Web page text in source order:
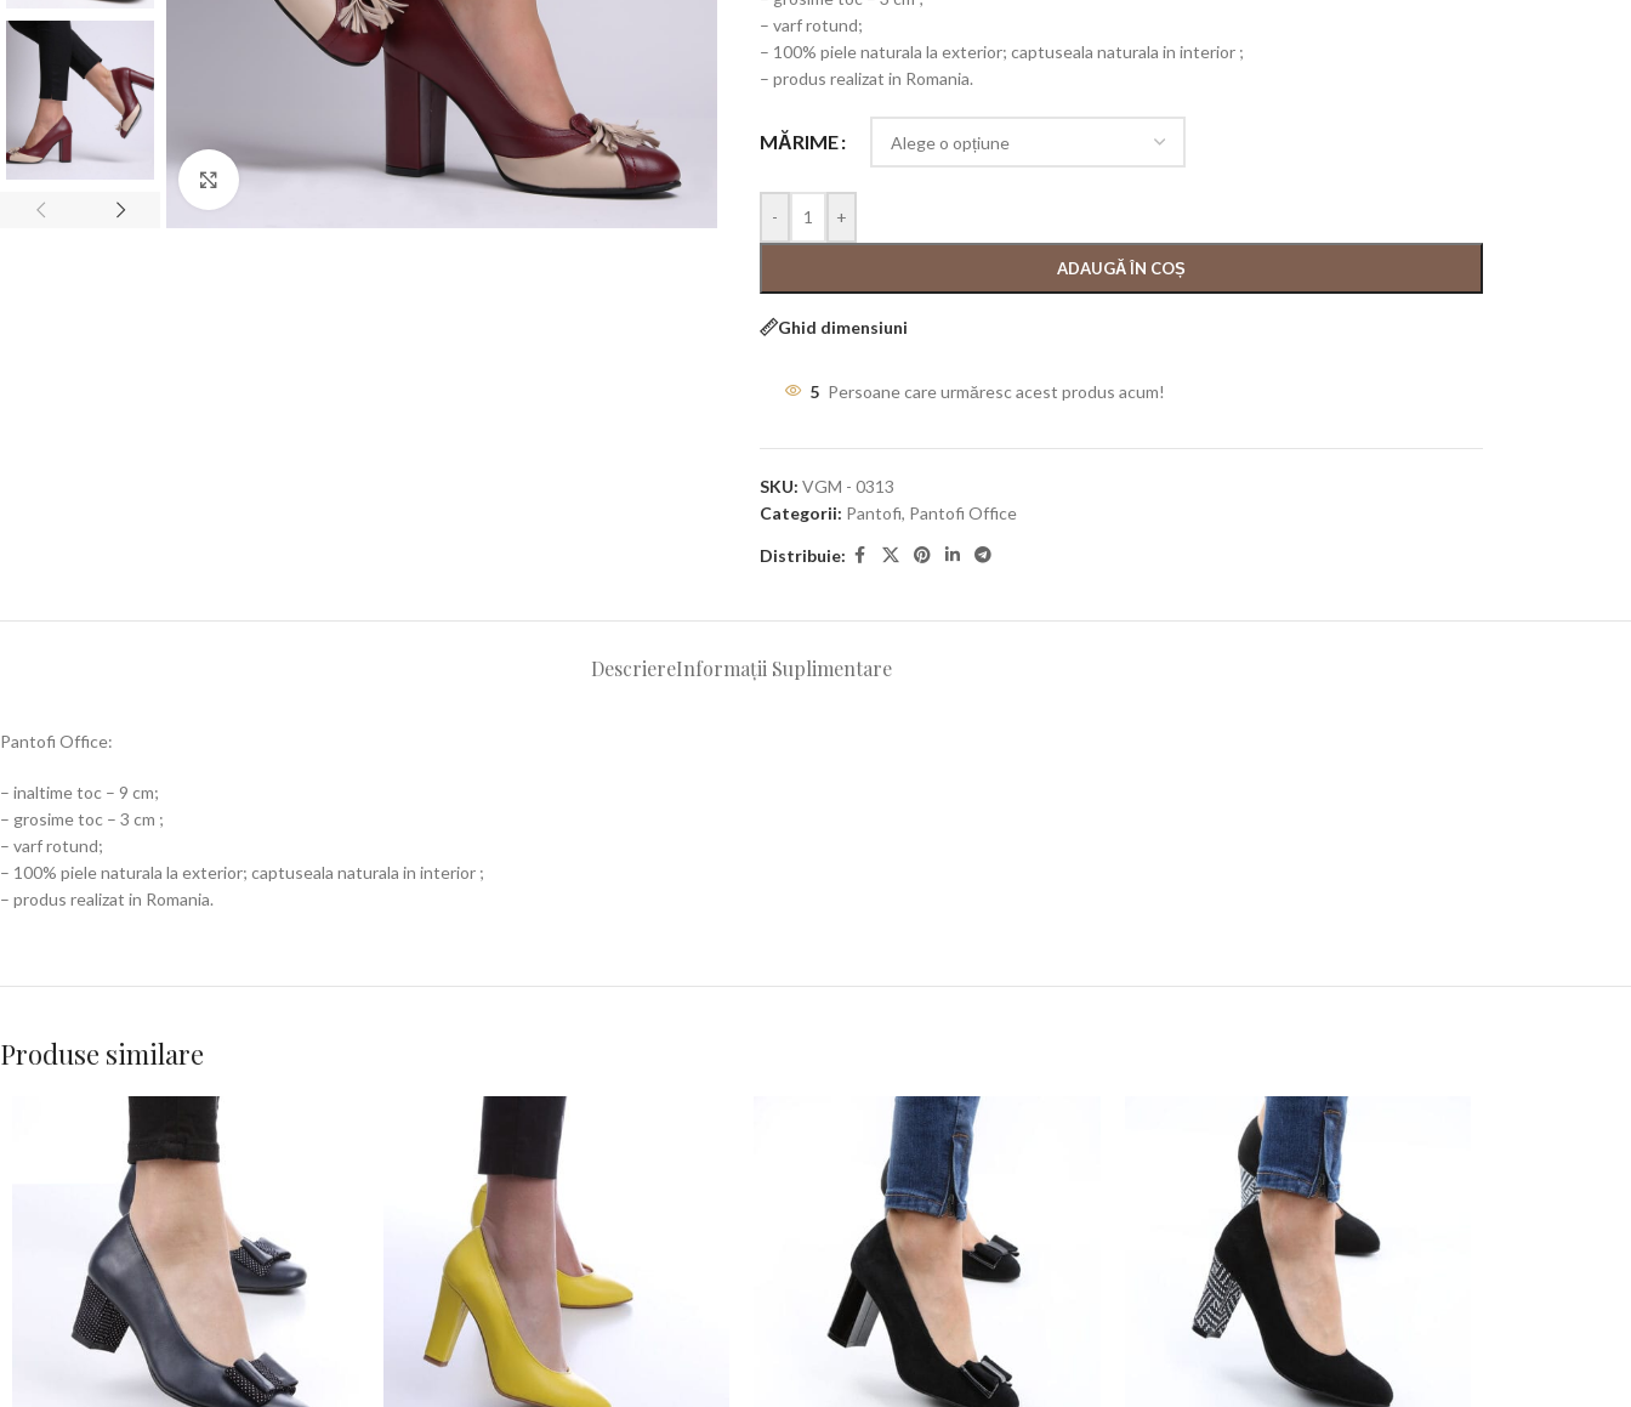
Faceți click pentru a mări
– varf rotund;
– 100% piele naturala la exterior; captuseala naturala in interior ;
– produs realizat in Romania.
MĂRIME
- +
ADAUGĂ ÎN COȘ
Ghid dimensiuni
5 Persoane care urmăresc acest produs acum!
SKU: VGM - 0313
Categorii: Pantofi, Pantofi Office
Distribuie:
DescriereInformații Suplimentare
Pantofi Office:
– inaltime toc – 9 cm;
– grosime toc – 3 cm ;
– varf rotund;
– 100% piele naturala la exterior; captuseala naturala in interior ;
– produs realizat in Romania.
Produse similare